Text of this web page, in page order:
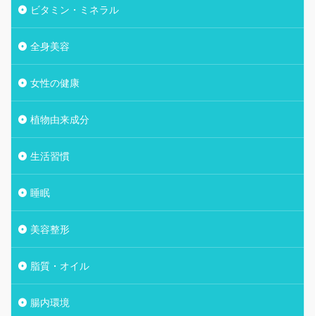
ビタミン・ミネラル
全身美容
女性の健康
植物由来成分
生活習慣
睡眠
美容整形
脂質・オイル
腸内環境